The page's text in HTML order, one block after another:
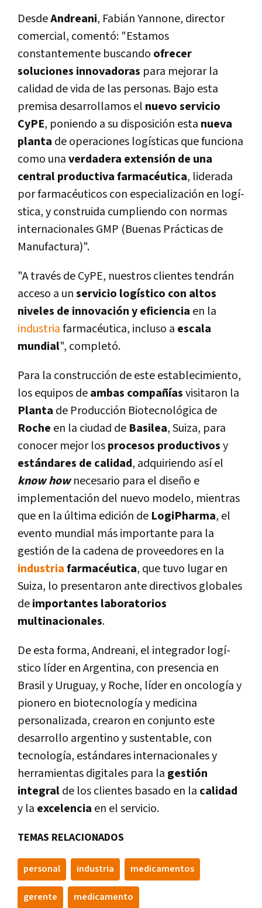
DesdeAndreani, Fabián Yannone, director
comercial, comentó: "Estamos
constantemente buscando ofrecer
soluciones innovadoras para mejorar la
calidad de vida de las personas. Bajo esta
premisa desarrollamos el nuevo servicio
CyPE, poniendo a su disposición esta nueva
planta de operaciones logí­sticas que funciona
como unaverdadera extensión de una
central productiva farmacéutica, liderada
por farmacéuticos con especialización en logí­
stica, y construida cumpliendo con normas
internacionales GMP (Buenas Prácticas de
Manufactura)".
"A través de CyPE, nuestros clientes tendrán
acceso a unservicio logí­stico con altos
niveles de innovación y eficiencia en la
industriafarmacéutica, incluso a escala
mundial", completó.
Para la construcción de este establecimiento,
los equipos deambas compañí­asvisitaron la
Planta de Producción Biotecnológica de
Roche en la ciudad de Basilea, Suiza, para
conocer mejor losprocesos productivosy
estándares de calidad, adquiriendo así­ el
know hownecesario para el diseño e
implementación del nuevo modelo, mientras
que en la última edición de LogiPharma, el
evento mundial más importante para la
gestión de la cadena de proveedores en la
industriafarmacéutica, que tuvo lugar en
Suiza, lo presentaron ante directivos globales
deimportantes laboratorios
multinacionales.
De esta forma, Andreani, el integrador logí­
stico lí­der en Argentina, con presencia en
Brasil y Uruguay, y Roche, lí­der en oncologí­a y
pionero en biotecnologí­a y medicina
personalizada, crearon en conjunto este
desarrollo argentino y sustentable, con
tecnologí­a, estándares internacionales y
herramientas digitales para la gestión
integralde los clientes basado en la calidad
y la excelencia en el servicio.
TEMAS RELACIONADOS
personal industria medicamentos
gerente medicamento